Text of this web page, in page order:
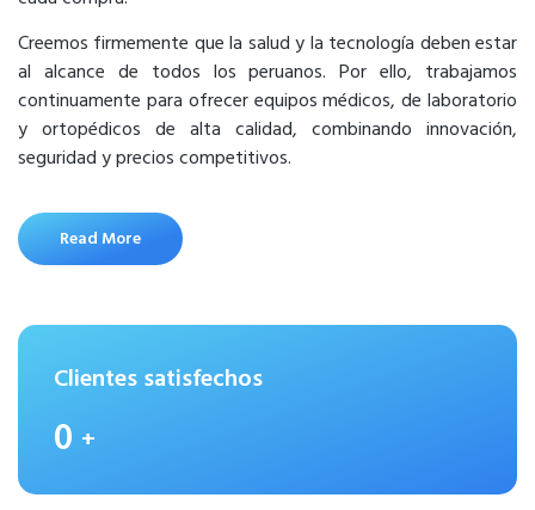
Creemos firmemente que la salud y la tecnología deben estar
al alcance de todos los peruanos. Por ello, trabajamos
continuamente para ofrecer equipos médicos, de laboratorio
y ortopédicos de alta calidad, combinando innovación,
seguridad y precios competitivos.
Read More
Clientes satisfechos
0 +